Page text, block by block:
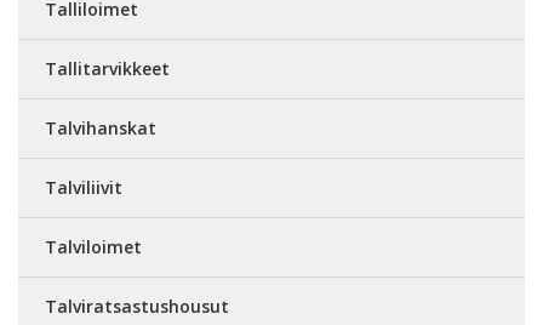
Talliloimet
Tallitarvikkeet
Talvihanskat
Talviliivit
Talviloimet
Talviratsastushousut